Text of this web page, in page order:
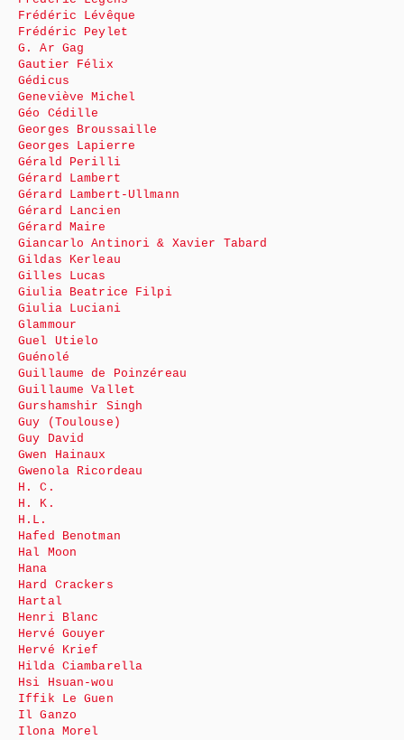
Frédéric Lévêque
Frédéric Peylet
G. Ar Gag
Gautier Félix
Gédicus
Geneviève Michel
Géo Cédille
Georges Broussaille
Georges Lapierre
Gérald Perilli
Gérard Lambert
Gérard Lambert-Ullmann
Gérard Lancien
Gérard Maire
Giancarlo Antinori & Xavier Tabard
Gildas Kerleau
Gilles Lucas
Giulia Beatrice Filpi
Giulia Luciani
Glammour
Guel Utielo
Guénolé
Guillaume de Poinzéreau
Guillaume Vallet
Gurshamshir Singh
Guy (Toulouse)
Guy David
Gwen Hainaux
Gwenola Ricordeau
H. C.
H. K.
H.L.
Hafed Benotman
Hal Moon
Hana
Hard Crackers
Hartal
Henri Blanc
Hervé Gouyer
Hervé Krief
Hilda Ciambarella
Hsi Hsuan-wou
Iffik Le Guen
Il Ganzo
Ilona Morel